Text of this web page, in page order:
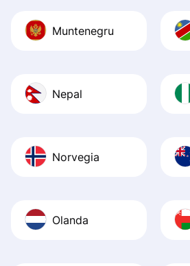
Muntenegru
Nepal
Norvegia
Olanda